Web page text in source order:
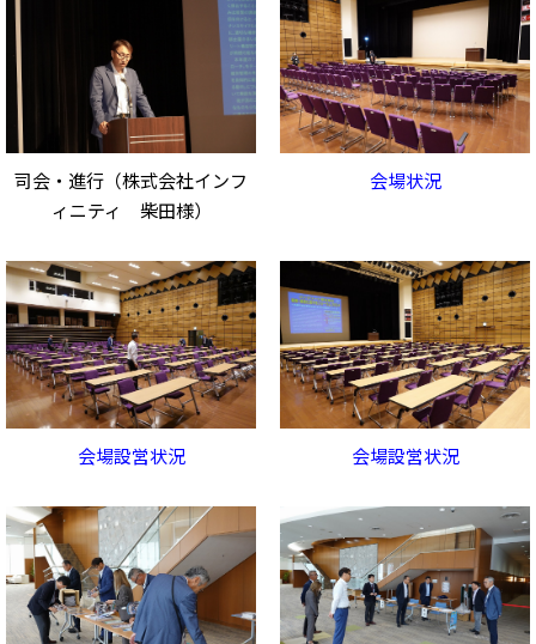
司会・進行（株式会社インフ
ィニティ 柴田様）
会場状況
会場設営状況 会場設営状況